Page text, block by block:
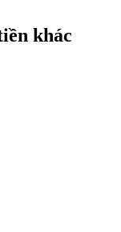
giao dịch sao chép
khác